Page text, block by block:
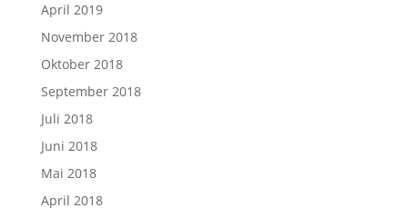
April 2019
November 2018
Oktober 2018
September 2018
Juli 2018
Juni 2018
Mai 2018
April 2018